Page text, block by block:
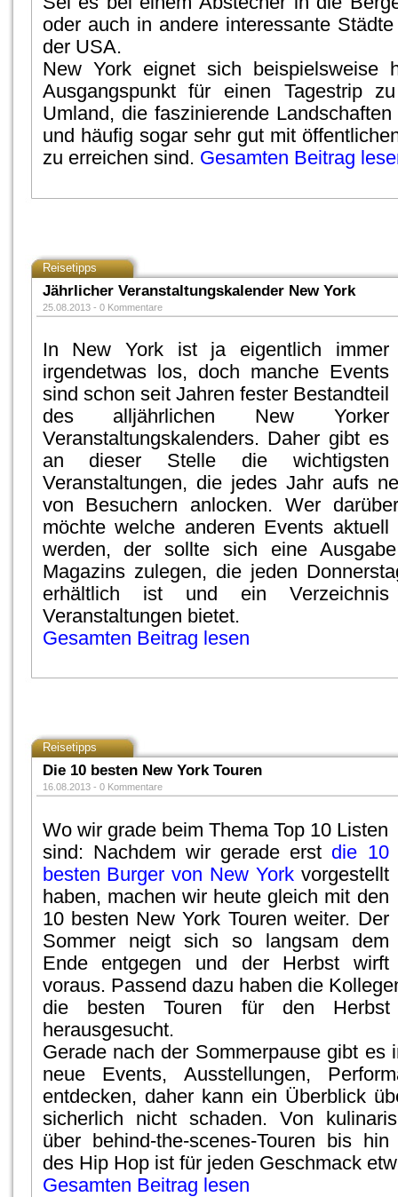
oder auch in andere interessante
der USA.
New York eignet sich beispielsweise
Ausgangspunkt für einen Tagestrip
Umland, die faszinierende
und häufig sogar sehr gut mit
zu erreichen sind. Gesamten Beitrag
Reisetipps
Jährlicher Veranstaltungskalender New York
25.08.2013 - 0 Kommentare
In New York ist ja eigentlich immer
irgendetwas los, doch manche Events
sind schon seit Jahren fester Bestandteil
des alljährlichen New Yorker
Veranstaltungskalenders. Daher gibt es
an dieser Stelle die wichtigsten
Veranstaltungen, die jedes Jahr aufs
von Besuchern anlocken. Wer
möchte welche anderen Events
werden, der sollte sich eine
Magazins zulegen, die jeden
erhältlich ist und ein
Veranstaltungen bietet.
Gesamten Beitrag lesen
Reisetipps
Die 10 besten New York Touren
16.08.2013 - 0 Kommentare
Wo wir grade beim Thema Top 10 Listen
sind: Nachdem wir gerade erst die 10
besten Burger von New Yorkvorgestellt
haben, machen wir heute gleich mit den
10 besten New York Touren weiter. Der
Sommer neigt sich so langsam dem
Ende entgegen und der Herbst wirft
voraus. Passend dazu haben die
die besten Touren für den
herausgesucht.
Gerade nach der Sommerpause gibt es
neue Events, Ausstellungen,
entdecken, daher kann ein Überblick
sicherlich nicht schaden. Von
über behind-the-scenes-Touren bis
des Hip Hop ist für jeden Geschmack
Gesamten Beitrag lesen